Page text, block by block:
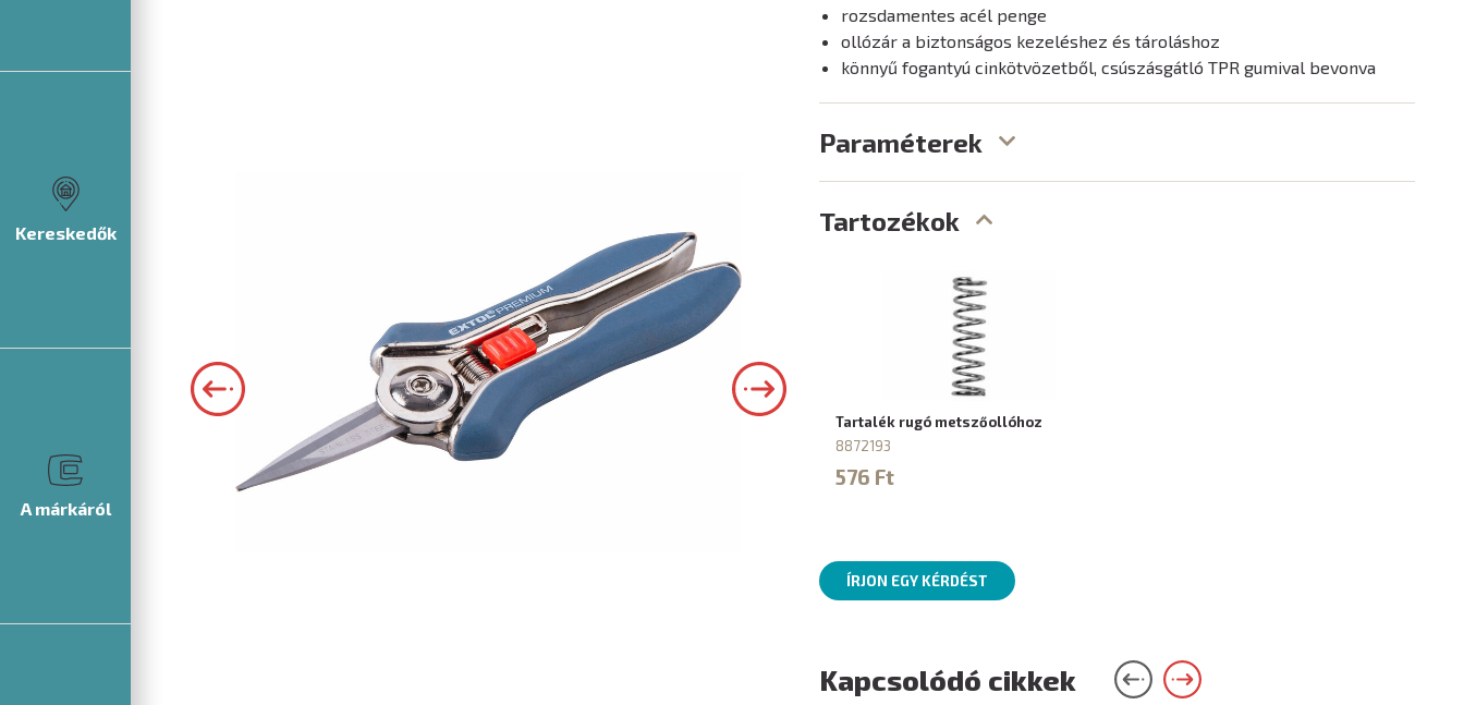
Kereskedők
A márkáról
rozsdamentes acél penge
ollózár a biztonságos kezeléshez és tároláshoz
könnyű fogantyú cinkötvözetből, csúszásgátló TPR gumival bevonva
Paraméterek
Tartozékok
Tartalék rugó metszőollóhoz
8872193
576 Ft
ÍRJON EGY KÉRDÉST
Kapcsolódó cikkek